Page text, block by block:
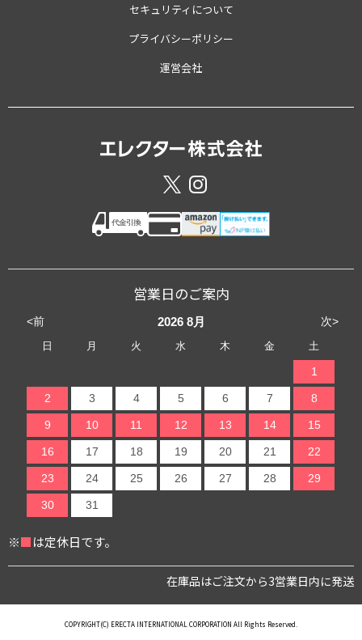
セキュリティについて
プライバシーポリシー
運営会社
営業日のご案内
<前 次>
2026 8月
日 月 火 水 木 金 土
1
2 3 4 5 6 7 8
9 10 11 12 13 14 15
16 17 18 19 20 21 22
23 24 25 26 27 28 29
30 31
※■は定休日です。
在庫品はご注文から3営業日内に発送
COPYRIGHT(C) ERECTA INTERNATIONAL CORPORATION All Rights Reserved.